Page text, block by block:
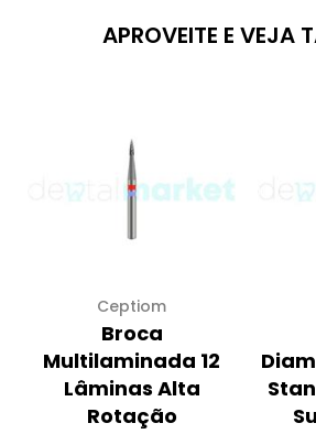
APROVEITE E VEJA
Ceptiom
Broca
Multilaminada 12
Lâminas Alta
Rotação